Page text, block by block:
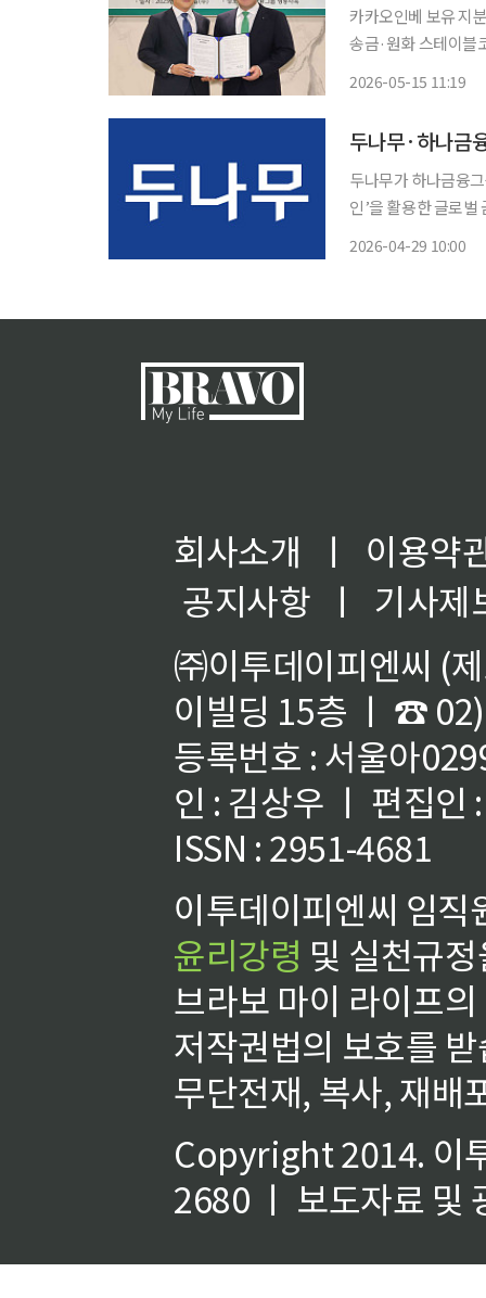
카카오인베 보유 지
송금·원화 스테이블
2026-05-15 11:19
두나무가 하나금융
인’을 활용한 글로벌 금융 인프라 구축
2026-04-29 10:00
회사소개 ㅣ
이용약
공지사항
ㅣ
기사제
㈜이투데이피엔씨 (
이빌딩 15층 ㅣ ☎
등록번호 : 서울아
인 : 김상우 ㅣ 편집인
ISSN : 2951-4681
이투데이피엔씨 임
윤리강령 및 실천규
브라보 마이 라이프
저작권법의 보호를
무단전재, 복사, 재배
Copyright 2014. 이
2680 ㅣ 보도자료